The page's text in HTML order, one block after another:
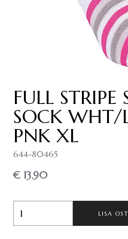
FULL
SOCK WHT/
PNK XL
644-80465
€ 13.90
LISA